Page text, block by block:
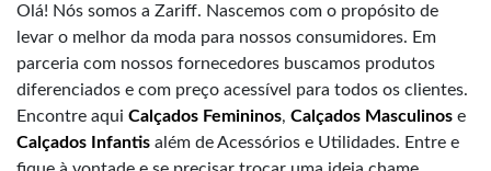
Olá! Nós somos a Zariff. Nascemos com o propósito de
levar o melhor da moda para nossos consumidores. Em
parceria com nossos fornecedores buscamos produtos
diferenciados e com preço acessível para todos os clientes.
Encontre aqui Calçados Femininos, Calçados Masculinos e
Calçados Infantis além de Acessórios e Utilidades. Entre e